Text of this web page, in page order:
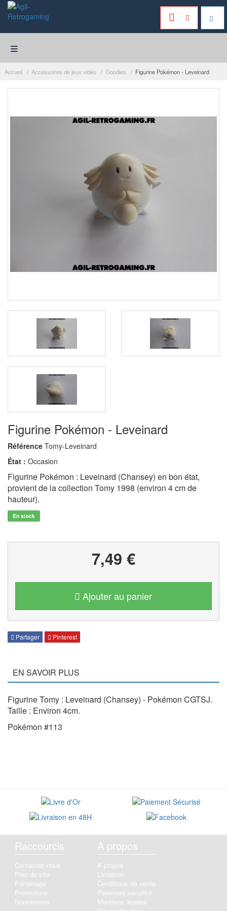
≡
Accueil Accessoires de jeux vidéo Goodies Figurine Pokémon - Leveinard
Figurine Pokémon - Leveinard
Référence Tomy-Leveinard
État : Occasion
Figurine Pokémon : Leveinard (Chansey) en bon état,
provient de la collection Tomy 1998 (environ 4 cm de
hauteur).
En stock
7,49 €
Ajouter au panier
Partager Pinterest
EN SAVOIR PLUS
Figurine Tomy : Leveinard (Chansey) - Pokémon CGTSJ.
Taille : Environ 4cm.
Pokémon #113
Raccourcis
Contactez-nous
Plan du site
Parrainage
Promotions
Nouveautés
A propos
A propos
Livraison
Conditions de vente
Paiement sécurisé
Mentions légales